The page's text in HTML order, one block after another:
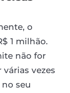
o
1 milhão.
não for
vezes
seu